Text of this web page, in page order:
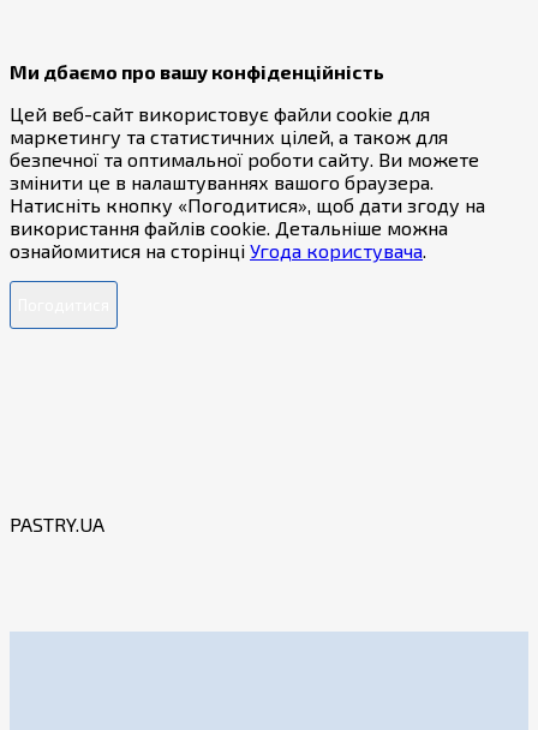
Ми дбаємо про вашу конфіденційність
Цей веб-сайт використовує файли cookie для
маркетингу та статистичних цілей, а також для
безпечної та оптимальної роботи сайту. Ви можете
змінити це в налаштуваннях вашого браузера.
Натисніть кнопку «Погодитися», щоб дати згоду на
використання файлів cookie. Детальніше можна
ознайомитися на сторінці Угода користувача
PASTRY.UA